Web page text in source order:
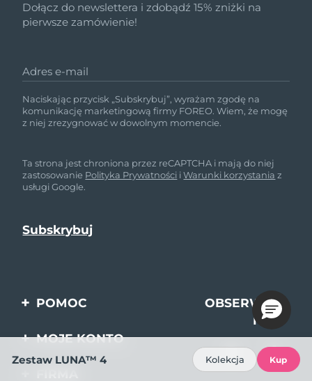
Dołącz do newslettera i zdobądź 15% zniżki na
pierwsze zamówienie!
Adres e-mail
Naciskając przycisk „Subskrybuj”, wyrażam zgodę na
komunikację marketingową firmy FOREO. Wiem, że mogę
z niej zrezygnować w dowolnym momencie.
Ta strona jest chroniona przez reCAPTCHA i mają do niej
zastosowanie Polityka Prywatności iWarunki korzystania z
usługi Google.
POMOC
Kontakt
Zamówienia & Wysyłka
OBSERWUJ
NAS
MOJE KONTO
Rejestracja produktu
Zestaw LUNA™ 4 Kolekcja Kup